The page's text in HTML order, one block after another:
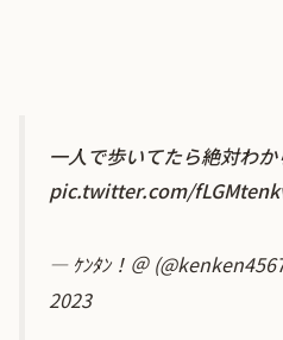
一人で歩いてたら絶対わ
pic.twitter.com/
— ｹﾝﾀﾝ！＠
2023